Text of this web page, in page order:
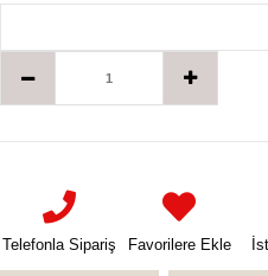
Telefonla Sipariş Favorilere Ekle